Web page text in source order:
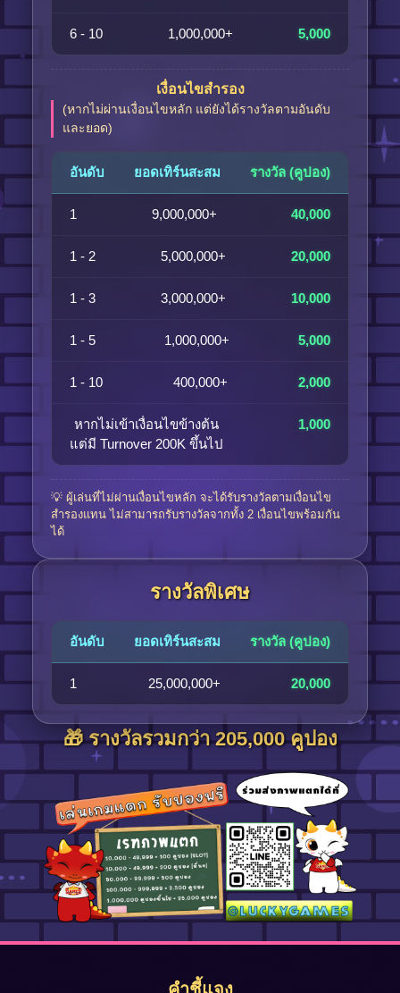
6 - 10 1,000,000+ 5,000
เงื่อนไขสำรอง
(หากไม่ผ่านเงื่อนไขหลัก แต่ยังได้รางวัลตามอันดับ
และยอด)
อันดับ ยอดเทิร์นสะสม รางวัล (คูปอง)
1 9,000,000+ 40,000
1 - 2 5,000,000+ 20,000
1 - 3 3,000,000+ 10,000
1 - 5 1,000,000+ 5,000
1 - 10 400,000+ 2,000
หากไม่เข้าเงื่อนไขข้างต้น
แต่มี Turnover 200K ขึ้นไป
1,000
💡 ผู้เล่นที่ไม่ผ่านเงื่อนไขหลัก จะได้รับรางวัลตามเงื่อนไข
สำรองแทน ไม่สามารถรับรางวัลจากทั้ง 2 เงื่อนไขพร้อมกัน
ได้
รางวัลพิเศษ
อันดับ ยอดเทิร์นสะสม รางวัล (คูปอง)
1 25,000,000+ 20,000
🎁 รางวัลรวมกว่า 205,000 คูปอง